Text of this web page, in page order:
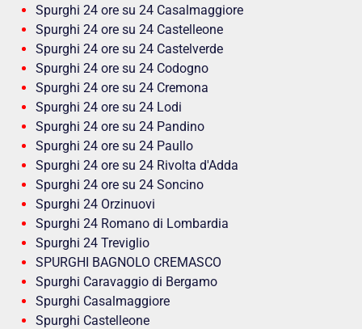
Spurghi 24 ore su 24 Casalmaggiore
Spurghi 24 ore su 24 Castelleone
Spurghi 24 ore su 24 Castelverde
Spurghi 24 ore su 24 Codogno
Spurghi 24 ore su 24 Cremona
Spurghi 24 ore su 24 Lodi
Spurghi 24 ore su 24 Pandino
Spurghi 24 ore su 24 Paullo
Spurghi 24 ore su 24 Rivolta d'Adda
Spurghi 24 ore su 24 Soncino
Spurghi 24 Orzinuovi
Spurghi 24 Romano di Lombardia
Spurghi 24 Treviglio
SPURGHI BAGNOLO CREMASCO
Spurghi Caravaggio di Bergamo
Spurghi Casalmaggiore
Spurghi Castelleone